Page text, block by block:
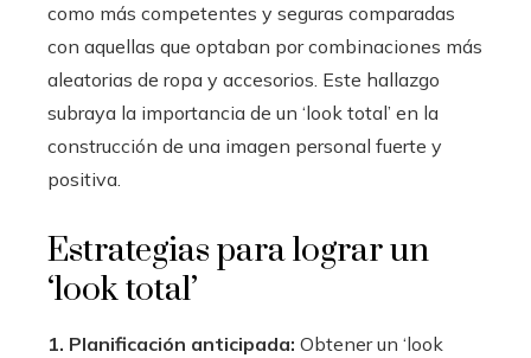
como más competentes y seguras comparadas
con aquellas que optaban por combinaciones más
aleatorias de ropa y accesorios. Este hallazgo
subraya la importancia de un ‘look total’ en la
construcción de una imagen personal fuerte y
positiva.
Estrategias para lograr un
‘look total’
1. Planificación anticipada: Obtener un ‘look